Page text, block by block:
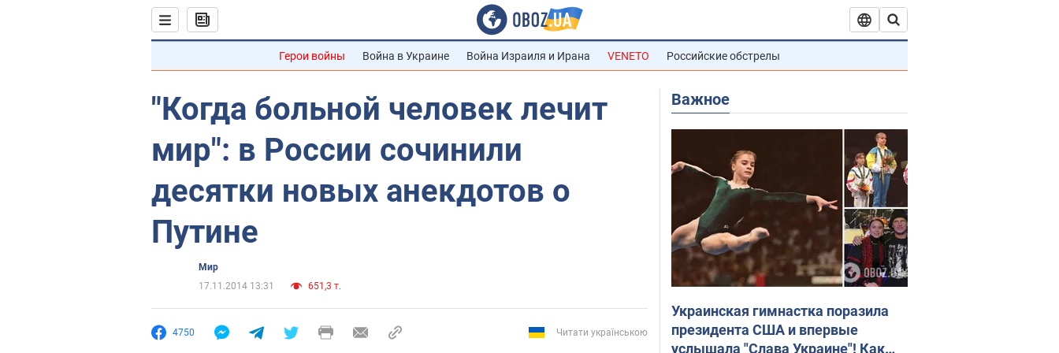
Герои войны Война в Украине Война Израиля и Ирана VENETO Российские обстрелы
"Когда больной человек лечит
мир": в России сочинили
десятки новых анекдотов о
Путине
Мир
17.11.2014 13:31
651,3 т.
4750 Читати українською
Важное
Украинская гимнастка поразила
президента США и впервые
услышала "Слава Украине"! Как